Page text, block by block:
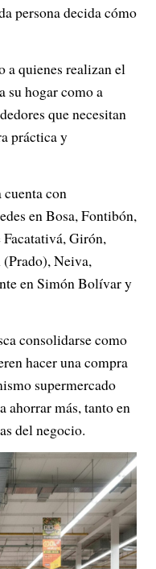
persona decida cómo
a quienes realizan el
su hogar como a
que necesitan
práctica y
con
en Bosa, Fontibón,
Girón,
Neiva,
en Simón Bolívar y
consolidarse como
hacer una compra
supermercado
ahorrar más, tanto en
del negocio.